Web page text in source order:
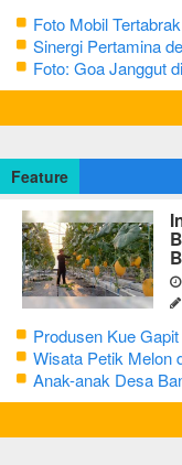
Foto Mobil
Sinergi Pertamina
Foto: Goa Janggut
Bojonegoro
Feature
Produsen Kue
Puluhan Juta di
Wisata Petik Melon
Sampai 5 Hari
Anak-anak Desa
Puasa dengan